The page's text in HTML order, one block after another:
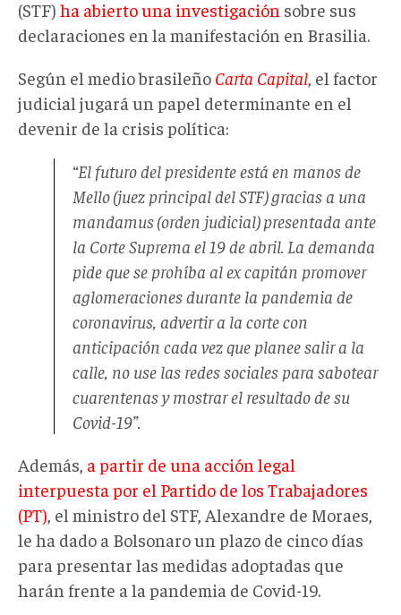
(STF) ha abierto una investigación sobre sus
declaraciones en la manifestación en Brasilia.
Según el medio brasileño Carta Capital , el factor
judicial jugará un papel determinante en el
devenir de la crisis política:
“El futuro del presidente está en manos de
Mello (juez principal del STF) gracias a una
mandamus (orden judicial) presentada ante
la Corte Suprema el 19 de abril. La demanda
pide que se prohíba al ex capitán promover
aglomeraciones durante la pandemia de
coronavirus, advertir a la corte con
anticipación cada vez que planee salir a la
calle, no use las redes sociales para sabotear
cuarentenas y mostrar el resultado de su
Covid-19”.
Además, a partir de una acción legal
interpuesta por el Partido de los Trabajadores
(PT) , el ministro del STF, Alexandre de Moraes,
le ha dado a Bolsonaro un plazo de cinco días
para presentar las medidas adoptadas que
harán frente a la pandemia de Covid-19.